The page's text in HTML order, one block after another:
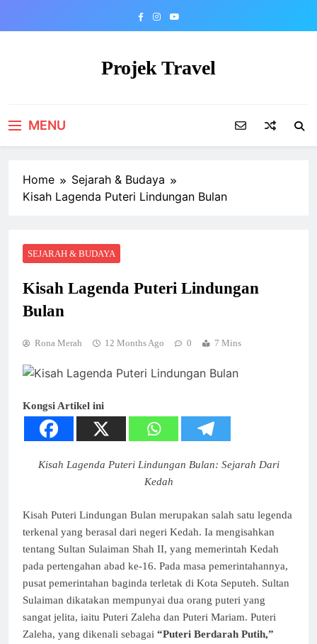
Projek Travel
MENU
Home
Sejarah & Budaya
Kisah Lagenda Puteri Lindungan Bulan
SEJARAH & BUDAYA
Kisah Lagenda Puteri Lindungan
Bulan
Rona Merah 12 Months Ago 0 7 Mins
Kongsi Artikel ini
Kisah Lagenda Puteri Lindungan Bulan: Sejarah Dari
Kedah
Kisah Puteri Lindungan Bulan merupakan salah satu legenda
terkenal yang berasal dari negeri Kedah. Ia mengisahkan
tentang Sultan Sulaiman Shah II, yang memerintah Kedah
pada pertengahan abad ke-16. Pada masa pemerintahannya,
pusat pemerintahan baginda terletak di Kota Seputeh. Sultan
Sulaiman dikatakan mempunyai dua orang puteri yang
sangat jelita, iaitu Puteri Zaleha dan Puteri Mariam. Puteri
Zaleha, yang dikenali sebagai “Puteri Berdarah Putih,”